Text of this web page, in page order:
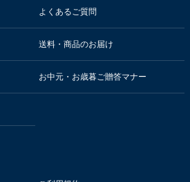
よくあるご質問
送料・商品のお届け
お中元・お歳暮ご贈答マナー